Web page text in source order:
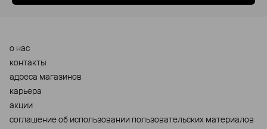
о нас
контакты
адреса магазинов
карьера
акции
cоглашение об использовании пользовательских материалов